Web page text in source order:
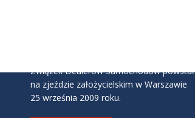
Związek Dealerów Samochodów powstał
na zjeździe założycielskim w Warszawie
25 września 2009 roku.